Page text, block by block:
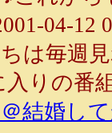
04-12
は毎週
りの番
＠結婚し